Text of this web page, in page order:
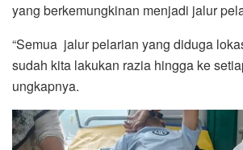
yang berkemungkinan menjadi jalur
“Semua jalur pelarian yang diduga
sudah kita lakukan razia hingga ke
ungkapnya.